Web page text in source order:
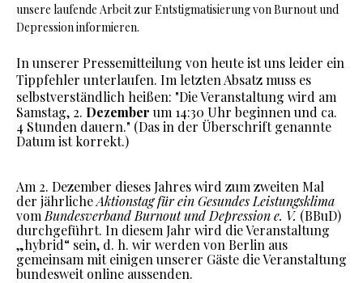
unsere laufende Arbeit zur Entstigmatisierung von Burnout und
Depression informieren.
In unserer Pressemitteilung von heute ist uns leider ein
Tippfehler unterlaufen. Im letzten Absatz muss es
selbstverständlich heißen: "Die Veranstaltung wird am
Samstag, 2. Dezember um 14:30 Uhr beginnen und ca.
4 Stunden dauern." (Das in der Überschrift genannte
Datum ist korrekt.)
Am 2. Dezember dieses Jahres wird zum zweiten Mal
der jährlicheAktionstag für ein Gesundes Leistungsklima
vom Bundesverband Burnout und Depression e. V. (BBuD)
durchgeführt. In diesem Jahr wird die Veranstaltung
„hybrid“ sein, d. h. wir werden von Berlin aus
gemeinsam mit einigen unserer Gäste die Veranstaltung
bundesweit online aussenden.